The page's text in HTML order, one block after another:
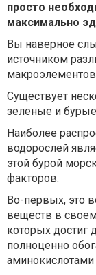
просто
максимально
Вы наверное
источником
Существует
зеленые и
Наиболее
водорослей
этой бурой
факторов.
Во-первых, это
веществ в
которых достиг
полноценно